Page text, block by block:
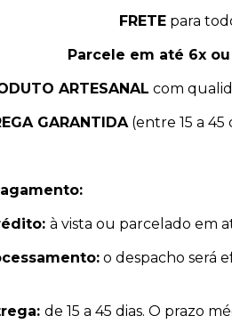
FRETE para
Parcele em até 6x
ARTESANAL com
GARANTIDA(entre 15 a 45
à vista ou parcelado em
o despacho será
de 15 a 45 dias. O prazo